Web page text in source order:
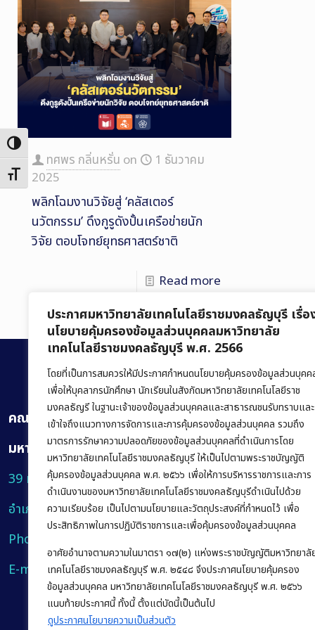
ประกาศมหาวิทยาลัยเทคโนโลยีราชมงคลธัญบุรี เรื่อ
นโยบายคุ้มครองข้อมูลส่วนบุคคลมหาวิทยาลัย
เทคโนโลยีราชมงคลธัญบุรี พ.ศ. 2566
โดยที่เป็นการสมควรให้มีประกาศกำหนดนโยบายคุ้มครองข้อมูลส่วนบุคค
เพื่อให้บุคลากรนักศึกษา นักเรียนในสังกัดมหาวิทยาลัยเทคโนโลยีราช
มงคลธัญรี ในฐานะเจ้าของข้อมูลส่วนบุคคลและสาธารณชนรับทราบและ
เข้าใจถึงแนวทางการจัดการและการคุ้มครองข้อมูลส่วนบุคคล รวมถึง
มาตรการรักษาความปลอดภัยของข้อมูลส่วนบุคคลที่ดำเนินการโดย
มหาวิทยาลัยเทคโนโลยีราชมงคลธัญบุรี ให้เป็นไปตามพระราชบัญญัติ
คุ้มครองข้อมูลส่วนบุคคล พ.ศ. ๒๕๖๖ เพื่อให้การบริหารราชการและการ
ดำเนินงานของมหาวิทยาลัยเทคโนโลยีราชมงคลธัญบุรีดำเนินไปด้วย
ความเรียบร้อย เป็นไปตามนโยบายและวัตถุประสงค์ที่กำหนดไว้ เพื่อ
ประสิทธิภาพในการปฏิบัติราชการและเพื่อคุ้มครองข้อมูลส่วนบุคคล
อาศัยอำนาจตามความในมาตรา ๑๗(๒) แห่งพระราชบัญญัติมหาวิทยาลั
เทคโนโลยีราชมงคลธัญบุรี พ.ศ. ๒๕๔๘ จึงประกาศนโยบายคุ้มครอง
ข้อมูลส่วนบุคคล มหาวิทยาลัยเทคโนโลยีราชมงคลธัญบุรี พ.ศ. ๒๕๖๖
แนบท้ายประกาศนี้ ทั้งนี้ ตั้งแต่บัดนี้เป็นต้นไป
ดูประกาศนโยบายความเป็นส่วนตัว
Toggle High Contrast
Toggle Font size
ทศพร กลิ่นหรั่น on
1 ธันวาคม
2025
พลิกโฉมงานวิจัยสู่ ‘คลัสเตอร์
นวัตกรรม’ ดึงกูรูดังปั้นเครือข่ายนัก
วิจัย ตอบโจทย์ยุทธศาสตร์ชาติ
Read more
คณะบริหารธุรกิจ
มหาวิทยาลัยเทคโนโลยีราชมงคลธัญบุรี
39 หมู่ 1 ถนนรังสิต-นครนายก ตำบลคลองหก
อำเภอคลองหลวง จังหวัดปทุมธานี 12120
Phone:
E-mail:bus@rmutt.ac.th